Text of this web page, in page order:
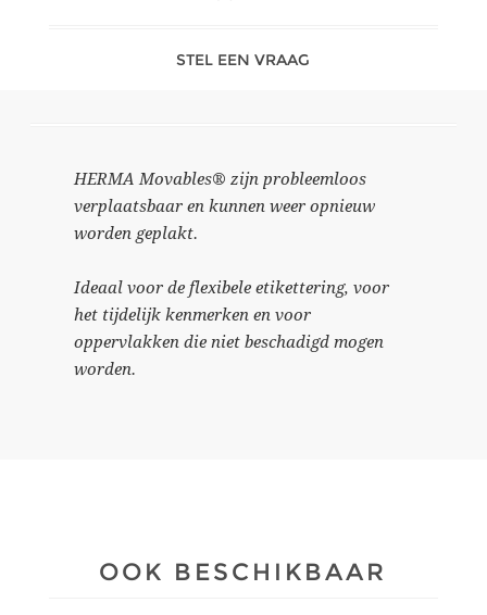
STEL EEN VRAAG
HERMA Movables® zijn probleemloos
verplaatsbaar en kunnen weer opnieuw
worden geplakt.
Ideaal voor de flexibele etikettering, voor
het tijdelijk kenmerken en voor
oppervlakken die niet beschadigd mogen
worden.
OOK BESCHIKBAAR